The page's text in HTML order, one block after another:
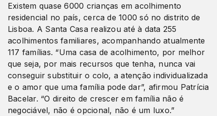
Existem quase 6000 crianças em acolhimento
residencial no país, cerca de 1000 só no distrito de
Lisboa. A Santa Casa realizou até à data 255
acolhimentos familiares, acompanhando atualmente
117 famílias. “Uma casa de acolhimento, por melhor
que seja, por mais recursos que tenha, nunca vai
conseguir substituir o colo, a atenção individualizada
e o amor que uma família pode dar”, afirmou Patrícia
Bacelar. “O direito de crescer em família não é
negociável, não é opcional, não é um luxo.”